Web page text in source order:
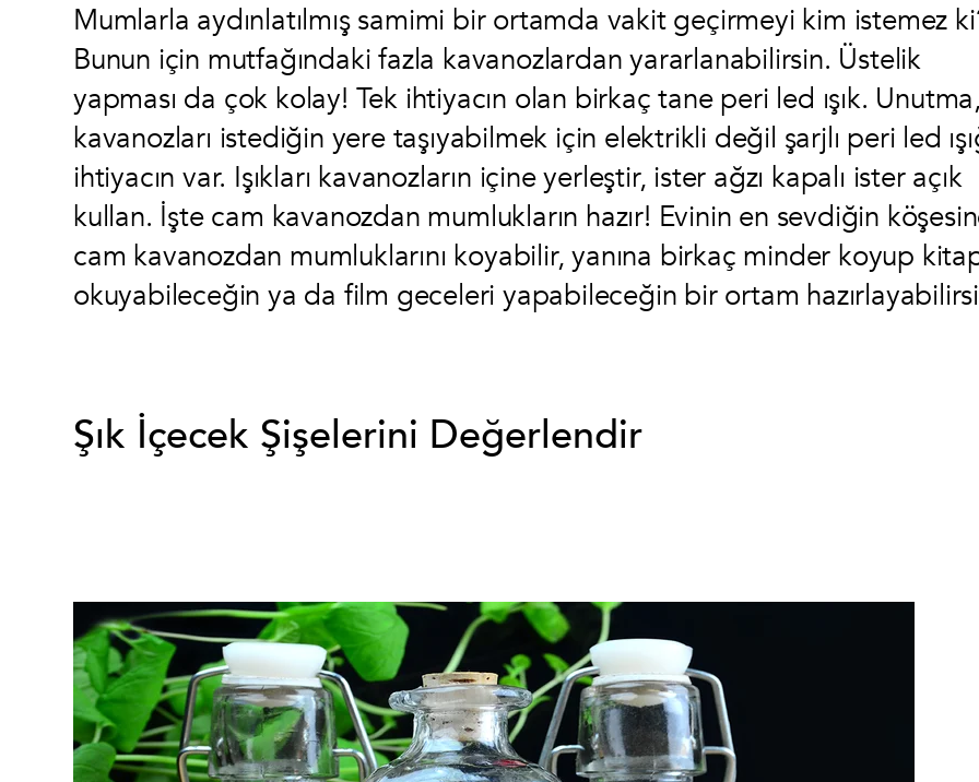
Mumlarla aydınlatılmış samimi bir ortamda vakit geçirmeyi kim istemez
Bunun için mutfağındaki fazla kavanozlardan yararlanabilirsin. Üstelik
yapması da çok kolay! Tek ihtiyacın olan birkaç tane peri led ışık.
kavanozları istediğin yere taşıyabilmek için elektrikli değil şarjlı peri led
ihtiyacın var. Işıkları kavanozların içine yerleştir, ister ağzı kapalı ister açık
kullan. İşte cam kavanozdan mumlukların hazır! Evinin en sevdiğin
cam kavanozdan mumluklarını koyabilir, yanına birkaç minder koyup
okuyabileceğin ya da film geceleri yapabileceğin bir ortam
Şık İçecek Şişelerini Değerlendir